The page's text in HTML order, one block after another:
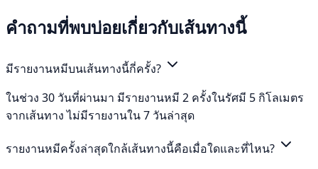
คำถามที่พบบ่อยเกี่ยวกับเส้นทางนี้
มีรายงานหมีบนเส้นทางนี้กี่ครั้ง?
ในช่วง 30 วันที่ผ่านมา มีรายงานหมี 2 ครั้งในรัศมี 5 กิโลเมตร
จากเส้นทาง ไม่มีรายงานใน 7 วันล่าสุด
รายงานหมีครั้งล่าสุดใกล้เส้นทางนี้คือเมื่อใดและที่ไหน?